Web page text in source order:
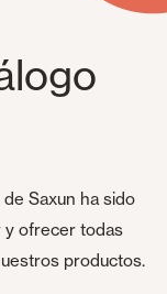
Saxun ha sido
y ofrecer todas
productos.